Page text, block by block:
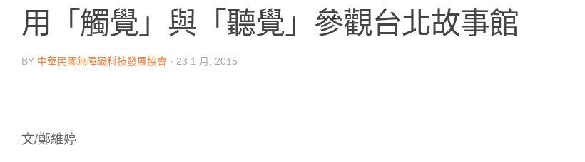
用「觸覺」與「聽覺」參觀台北故事館
BY 中華民國無障礙科技發展協會 · 23 1 月, 2015
文/鄭維婷